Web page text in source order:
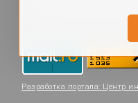
Разработка портала: Центр